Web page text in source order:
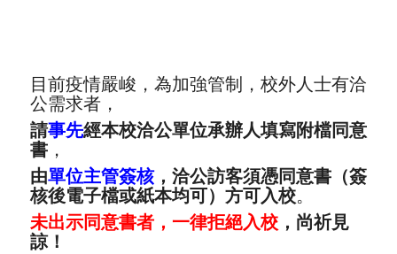
目前疫情嚴峻，為加強管制，校外人士有洽
公需求者，
請事先經本校洽公單位承辦人填寫附檔同意
書，
由單位主管簽核，洽公訪客須憑同意書（簽
核後電子檔或紙本均可）方可入校。
未出示同意書者，一律拒絕入校，尚祈見
諒！